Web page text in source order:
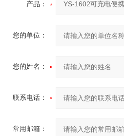
产品：
您的单位：
您的姓名：
联系电话：
常用邮箱：